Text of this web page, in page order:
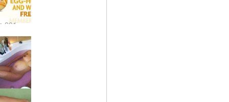
Hegre.com 2010 Κυνήγι Πασχαλινών Αυγών